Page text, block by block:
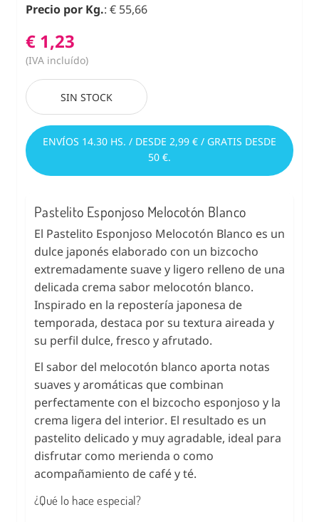
Precio por Kg.: € 55,66
€ 1,23
(IVA incluído)
SIN STOCK
ENVÍOS 14.30 HS. / DESDE 2,99 € / GRATIS DESDE
50 €.
Pastelito Esponjoso Melocotón Blanco
El Pastelito Esponjoso Melocotón Blanco es un
dulce japonés elaborado con un bizcocho
extremadamente suave y ligero relleno de una
delicada crema sabor melocotón blanco.
Inspirado en la repostería japonesa de
temporada, destaca por su textura aireada y
su perfil dulce, fresco y afrutado.
El sabor del melocotón blanco aporta notas
suaves y aromáticas que combinan
perfectamente con el bizcocho esponjoso y la
crema ligera del interior. El resultado es un
pastelito delicado y muy agradable, ideal para
disfrutar como merienda o como
acompañamiento de café y té.
¿Qué lo hace especial?